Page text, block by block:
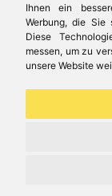
Ihnen ein
Werbung, die Sie
Diese
messen, um zu
unsere Website
Ein Arbeitsblatt
Arbeitsblatt